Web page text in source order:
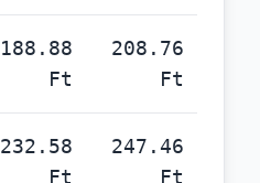
188.88
Ft
208.76
Ft
232.58
Ft
247.46
Ft